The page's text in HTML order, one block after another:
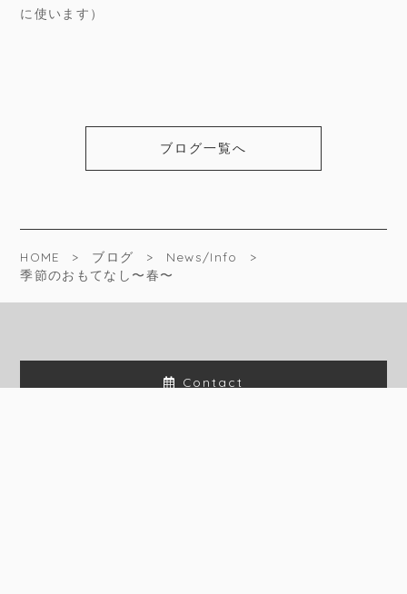
に使います）
ブログ一覧へ
HOME ブログ
News/Info
季節のおもてなし〜春〜
Contact